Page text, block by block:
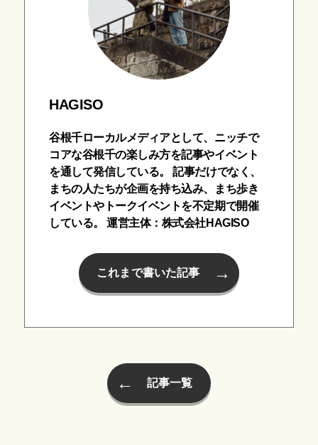
HAGISO
谷根千ローカルメディアとして、ニッチで
コアな谷根千の楽しみ方を記事やイベント
を通して発信している。 記事だけでなく、
まちの人たちが企画を持ち込み、まち歩き
イベントやトークイベントを不定期で開催
している。 運営主体：株式会社HAGISO
これまで書いた記事
記事一覧